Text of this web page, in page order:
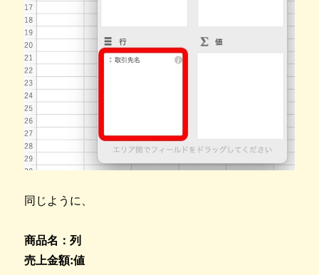
同じように、
商品名：列
売上金額:値